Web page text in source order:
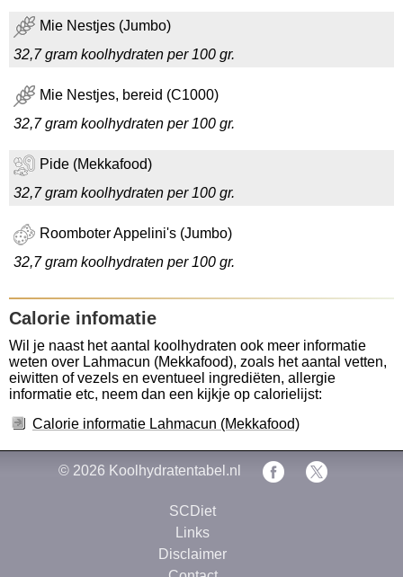
Mie Nestjes (Jumbo)
32,7 gram koolhydraten per 100 gr.
Mie Nestjes, bereid (C1000)
32,7 gram koolhydraten per 100 gr.
Pide (Mekkafood)
32,7 gram koolhydraten per 100 gr.
Roomboter Appelini's (Jumbo)
32,7 gram koolhydraten per 100 gr.
Calorie infomatie
Wil je naast het aantal koolhydraten ook meer informatie
weten over Lahmacun (Mekkafood), zoals het aantal vetten,
eiwitten of vezels en eventueel ingrediëten, allergie
informatie etc, neem dan een kijkje op calorielijst:
Calorie informatie Lahmacun (Mekkafood)
© 2026 Koolhydratentabel.nl
SCDiet
Links
Disclaimer